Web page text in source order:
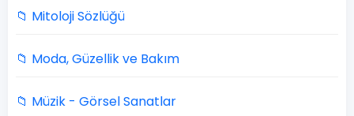
📁 Mitoloji Sözlüğü
📁 Moda, Güzellik ve Bakım
📁 Müzik - Görsel Sanatlar